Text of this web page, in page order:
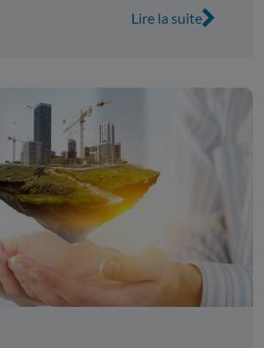
Lire la suite